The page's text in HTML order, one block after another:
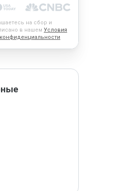
на сбор и
в нашем Условия